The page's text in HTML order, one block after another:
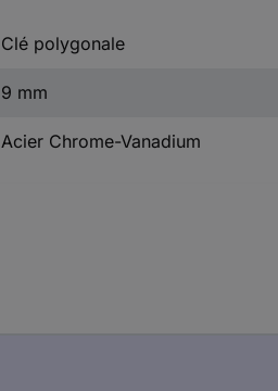
Clé polygonale
9 mm
Acier Chrome-Vanadium